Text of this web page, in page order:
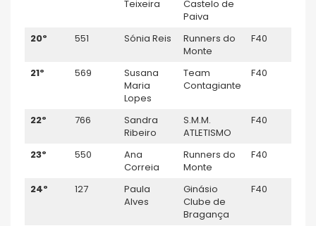
Teixeira
Castelo de
Paiva
20º 551 Sónia Reis
Runners do
Monte
F40
21º 569
Susana
Maria
Lopes
Team
Contagiante
F40
22º 766
Sandra
Ribeiro
S.M.M.
ATLETISMO
F40
23º 550
Ana
Correia
Runners do
Monte
F40
24º 127
Paula
Alves
Ginásio
Clube de
Bragança
F40